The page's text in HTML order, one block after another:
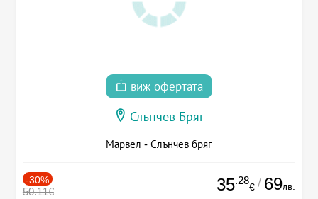
виж офертата
Слънчев Бряг
Марвел - Слънчев бряг
-30%
50.11€ 35.28
€ / 69лв.